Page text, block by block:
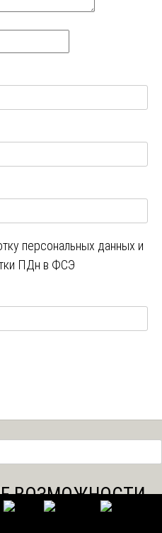
персональных данных и
ПДн в ФСЭ
ВОЗМОЖНОСТИ